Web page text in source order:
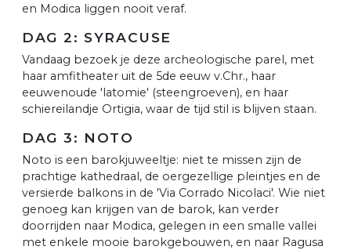
en Modica liggen nooit veraf.
DAG 2: SYRACUSE
Vandaag bezoek je deze archeologische parel, met
haar amfitheater uit de 5de eeuw v.Chr., haar
eeuwenoude 'latomie' (steengroeven), en haar
schiereilandje Ortigia, waar de tijd stil is blijven staan.
DAG 3: NOTO
Noto is een barokjuweeltje: niet te missen zijn de
prachtige kathedraal, de oergezellige pleintjes en de
versierde balkons in de 'Via Corrado Nicolaci'. Wie niet
genoeg kan krijgen van de barok, kan verder
doorrijden naar Modica, gelegen in een smalle vallei
met enkele mooie barokgebouwen, en naar Ragusa